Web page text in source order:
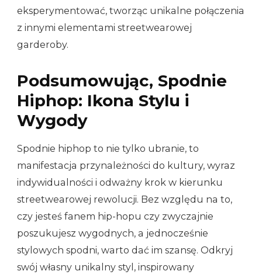
eksperymentować, tworząc unikalne połączenia
z innymi elementami streetwearowej
garderoby.
Podsumowując, Spodnie
Hiphop: Ikona Stylu i
Wygody
Spodnie hiphop to nie tylko ubranie, to
manifestacja przynależności do kultury, wyraz
indywidualności i odważny krok w kierunku
streetwearowej rewolucji. Bez względu na to,
czy jesteś fanem hip-hopu czy zwyczajnie
poszukujesz wygodnych, a jednocześnie
stylowych spodni, warto dać im szansę. Odkryj
swój własny unikalny styl, inspirowany